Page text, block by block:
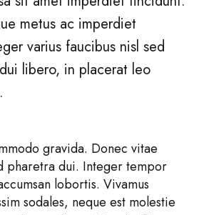
metus ac imperdiet
varius faucibus nisl sed
libero, in placerat leo
gravida. Donec vitae
pharetra dui. Integer tempor
lobortis. Vivamus
sodales, neque est molestie